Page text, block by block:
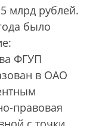
млрд рублей.
было
ФГУП
в ОАО
правовая